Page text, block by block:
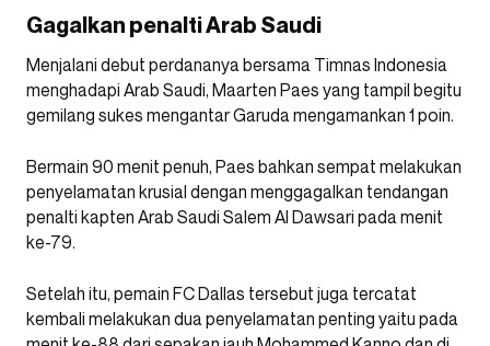
Gagalkan penalti Arab Saudi
Menjalani debut perdananya bersama Timnas Indonesia
menghadapi Arab Saudi, Maarten Paes yang tampil begitu
gemilang sukes mengantar Garuda mengamankan 1 poin.
Bermain 90 menit penuh, Paes bahkan sempat melakukan
penyelamatan krusial dengan menggagalkan tendangan
penalti kapten Arab Saudi Salem Al Dawsari pada menit
ke-79.
Setelah itu, pemain FC Dallas tersebut juga tercatat
kembali melakukan dua penyelamatan penting yaitu pada